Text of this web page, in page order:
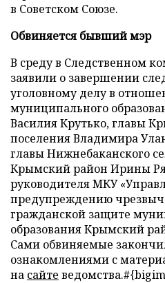
в Советском Союзе.
Обвиняется бывший мэр
В среду в Следственном
заявили о завершении
уголовному делу в
муниципального
Василия Крутько, главы
поселения Владимира
главы Нижнебаканского
Крымский район Ирины
руководителя МКУ
предупреждению
гражданской защите
образования Крымский
Сами обвиняемые
ознакомлениями с
на сайте